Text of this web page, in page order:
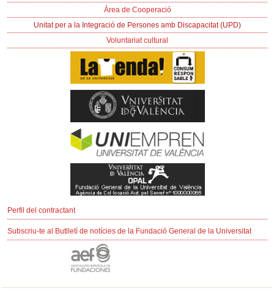
Àrea de Cooperació
Unitat per a la Integració de Persones amb Discapacitat (UPD)
Voluntariat cultural
Perfil del contractant
Subscriu-te al Butlletí de notícies de la Fundació General de la Universitat